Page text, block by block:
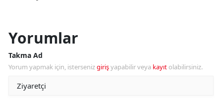
Yorumlar
Takma Ad
Yorum yapmak için, istersenizgirişyapabilir veya kayıt olabilirsiniz.